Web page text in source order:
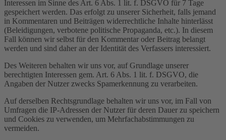
Interessen im Sinne des Art. 6 Abs. 1 lit. f. DSGVO für 7 Tage
gespeichert werden. Das erfolgt zu unserer Sicherheit, falls jemand
in Kommentaren und Beiträgen widerrechtliche Inhalte hinterlässt
(Beleidigungen, verbotene politische Propaganda, etc.). In diesem
Fall können wir selbst für den Kommentar oder Beitrag belangt
werden und sind daher an der Identität des Verfassers interessiert.
Des Weiteren behalten wir uns vor, auf Grundlage unserer
berechtigten Interessen gem. Art. 6 Abs. 1 lit. f. DSGVO, die
Angaben der Nutzer zwecks Spamerkennung zu verarbeiten.
Auf derselben Rechtsgrundlage behalten wir uns vor, im Fall von
Umfragen die IP-Adressen der Nutzer für deren Dauer zu speichern
und Cookies zu verwenden, um Mehrfachabstimmungen zu
vermeiden.